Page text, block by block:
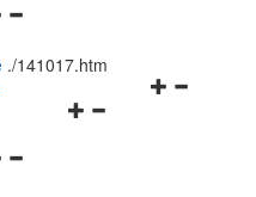
./141017.htm
Navigationsmenü